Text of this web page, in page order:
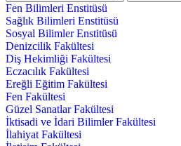
Fen Bilimleri Enstitüsü
Sağlık Bilimleri Enstitüsü
Sosyal Bilimler Enstitüsü
Denizcilik Fakültesi
Diş Hekimliği Fakültesi
Eczacılık Fakültesi
Ereğli Eğitim Fakültesi
Fen Fakültesi
Güzel Sanatlar Fakültesi
İktisadi ve İdari Bilimler Fakültesi
İlahiyat Fakültesi